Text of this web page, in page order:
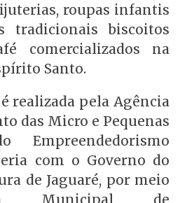
roupas infantis
tradicionais biscoitos
comercializados na
Santo.
realizada pela Agência
das Micro e Pequenas
Empreendedorismo
com o Governo do
de Jaguaré, por meio
Municipal de